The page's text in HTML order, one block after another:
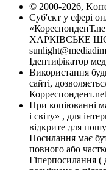
© 2000-2026,
Суб'єкт у сфері
ХАРКІВСЬКЕ
Ідентифікатор
Використання
сайті,
При копіюванні
і світу» , для
відкрите для
Посилання має
повного або
Гіперпосилання (